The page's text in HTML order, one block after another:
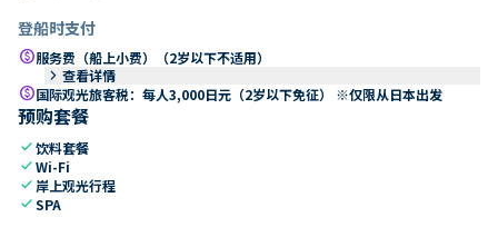
登船时支付
paid服务费（船上小费）（2岁以下不适用）
keyboard_arrow_right 查看详情
paid国际观光旅客税：每人3,000日元（2岁以下免征） ※仅限从日本出发
预购套餐
check饮料套餐
checkWi-Fi
check 岸上观光行程
checkSPA